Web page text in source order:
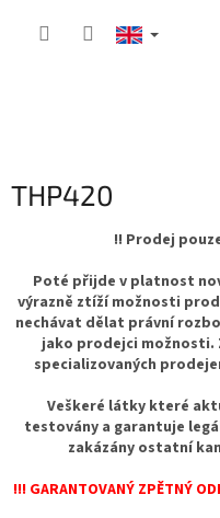
THP420
!! Prodej
Poté přijde v platnost
výrazně ztíží možnosti
nechávat dělat právní
jako prodejci možnosti.
specializovaných
Veškeré látky které
testovány a garantuje
zakázány ostatní
!!! GARANTOVANÝ ZPĚTNÝ